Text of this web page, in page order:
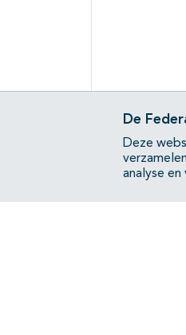
De
Deze
analyse